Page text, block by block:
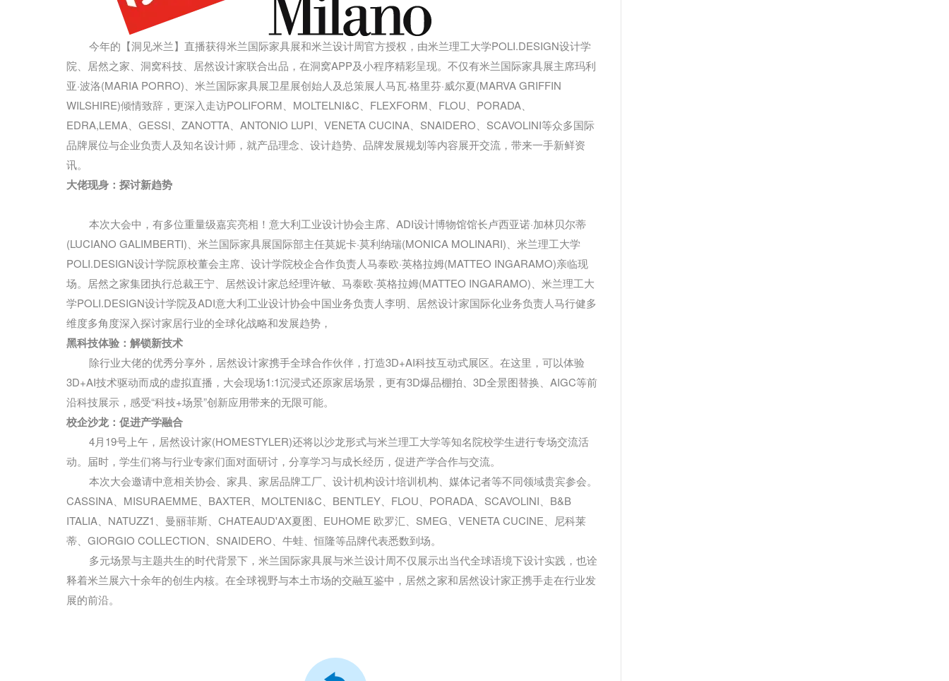
今年的【洞见米兰】直播获得米兰国际家具展和米兰设计周官方授权，由米兰理工大学POLI.DESIGN设计学
院、居然之家、洞窝科技、居然设计家联合出品，在洞窝APP及小程序精彩呈现。不仅有米兰国际家具展主席玛利
亚·波洛(MARIA PORRO)、米兰国际家具展卫星展创始人及总策展人马瓦·格里芬·威尔夏(MARVA GRIFFIN
WILSHIRE)倾情致辞，更深入走访POLIFORM、MOLTELNI&C、FLEXFORM、FLOU、PORADA、
EDRA,LEMA、GESSI、ZANOTTA、ANTONIO LUPI、VENETA CUCINA、SNAIDERO、SCAVOLINI等众多国际
品牌展位与企业负责人及知名设计师，就产品理念、设计趋势、品牌发展规划等内容展开交流，带来一手新鲜资
讯。
大佬现身：探讨新趋势
本次大会中，有多位重量级嘉宾亮相！意大利工业设计协会主席、ADI设计博物馆馆长卢西亚诺·加林贝尔蒂
(LUCIANO GALIMBERTI)、米兰国际家具展国际部主任莫妮卡·莫利纳瑞(MONICA MOLINARI)、米兰理工大学
POLI.DESIGN设计学院原校董会主席、设计学院校企合作负责人马泰欧·英格拉姆(MATTEO INGARAMO)亲临现
场。居然之家集团执行总裁王宁、居然设计家总经理许敏、马泰欧·英格拉姆(MATTEO INGARAMO)、米兰理工大
学POLI.DESIGN设计学院及ADI意大利工业设计协会中国业务负责人李明、居然设计家国际化业务负责人马行健多
维度多角度深入探讨家居行业的全球化战略和发展趋势，
黑科技体验：解锁新技术
除行业大佬的优秀分享外，居然设计家携手全球合作伙伴，打造3D+AI科技互动式展区。在这里，可以体验
3D+AI技术驱动而成的虚拟直播，大会现场1:1沉浸式还原家居场景，更有3D爆品棚拍、3D全景图替换、AIGC等前
沿科技展示，感受“科技+场景”创新应用带来的无限可能。
校企沙龙：促进产学融合
4月19号上午，居然设计家(HOMESTYLER)还将以沙龙形式与米兰理工大学等知名院校学生进行专场交流活
动。届时，学生们将与行业专家们面对面研讨，分享学习与成长经历，促进产学合作与交流。
本次大会邀请中意相关协会、家具、家居品牌工厂、设计机构设计培训机构、媒体记者等不同领域贵宾参会。
CASSINA、MISURAEMME、BAXTER、MOLTENI&C、BENTLEY、FLOU、PORADA、SCAVOLINI、B&B
ITALIA、NATUZZ1、曼丽菲斯、CHATEAUD'AX夏图、EUHOME 欧罗汇、SMEG、VENETA CUCINE、尼科莱
蒂、GIORGIO COLLECTION、SNAIDERO、牛蛙、恒隆等品牌代表悉数到场。
多元场景与主题共生的时代背景下，米兰国际家具展与米兰设计周不仅展示出当代全球语境下设计实践，也诠
释着米兰展六十余年的创生内核。在全球视野与本土市场的交融互鉴中，居然之家和居然设计家正携手走在行业发
展的前沿。